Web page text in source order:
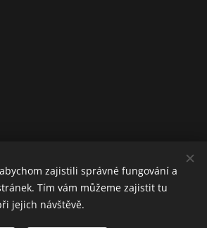
zajistili správné fungování a
Tím vám můžeme zajistit tu
jejich návštěvě.